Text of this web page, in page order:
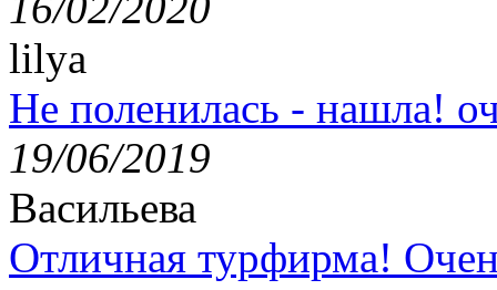
lilya
Не поленилась - нашла!
19/06/2019
Васильева
Отличная турфирма!